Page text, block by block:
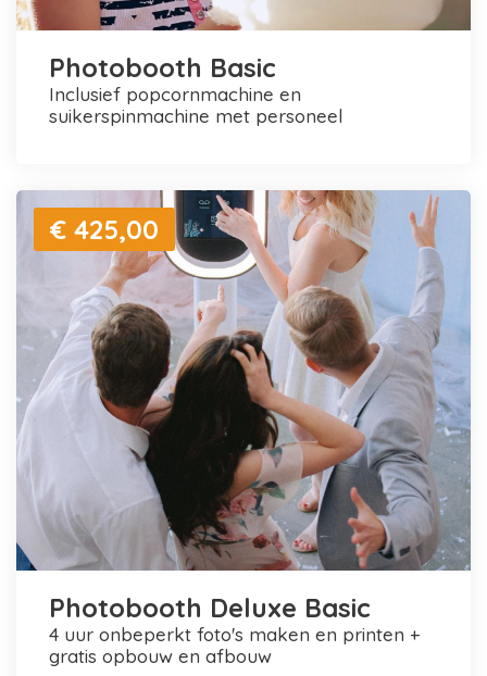
Photobooth Basic
inclusief popcornmachine en
suikerspinmachine met personeel
€ 425,00
Photobooth Deluxe Basic
4 uur onbeperkt foto's maken en printen +
gratis opbouw en afbouw